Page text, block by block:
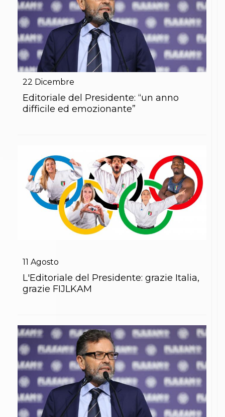
FAQ
Quesiti fiscali
Sostenibilità
Documenti
22 Dicembre
Editoriale del Presidente: “un anno
difficile ed emozionante”
11 Agosto
L'Editoriale del Presidente: grazie Italia,
grazie FIJLKAM